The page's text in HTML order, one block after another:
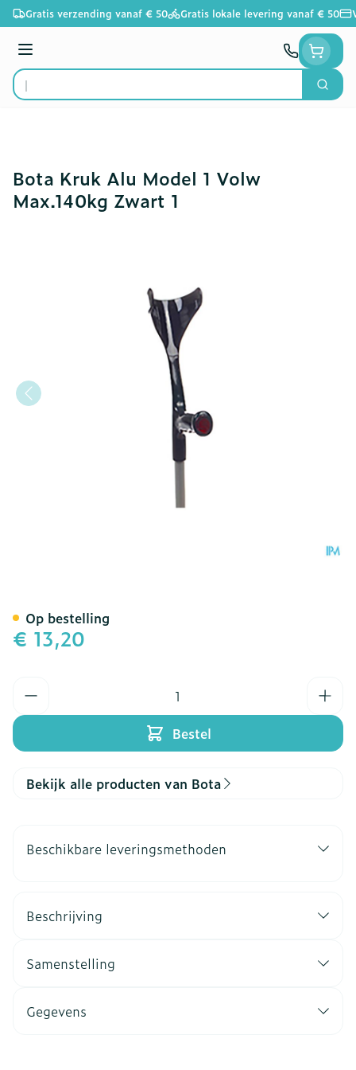
Ga naar de inhoud
Gratis verzending vanaf € 50 Gratis lokale levering vanaf € 50
Menu
Product, merk, categorie...
Zoek
Bota Kruk Alu Model 1 Volw
Max.140kg Zwart 1
€ 13,20
Bestel
Op bestelling
Bekijk alle producten van Bota
Beschikbare leveringsmethoden
Beschrijving
Samenstelling
Gegevens